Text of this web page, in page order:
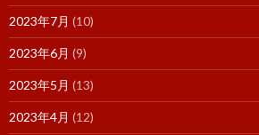
2023年7月 (10)
2023年6月 (9)
2023年5月 (13)
2023年4月 (12)